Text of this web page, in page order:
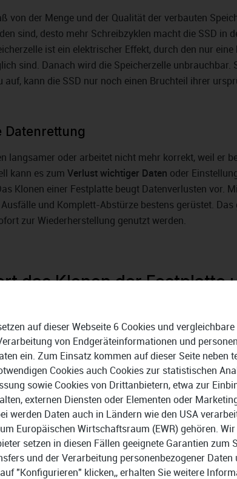
von der Menge und der Qualität der verbauten
sind, desto mehr Schreibzyklen macht die SSD in
ist ein elektrischer Effekt, durch den nur
sind. Danach wird die Speicherzelle unbrauchbar.
kann die SSD nur noch einen Bruchteil ihrer
Datenrettung
langsamer oder arbeitet nicht mehr korrekt, weil er
kann es zum Verlust wichtiger Daten oder
Klonen einer Festplatte beugt Datenverlusten vor.
und Komplett-Abstürze bestens gerüstet. Das
zur Wiederherstellung genutzt werden.
das Klonen der Festplatte
Windows 11 Homeoder einem
Mitteln und auf
sich Festplatten mit
Die Anwendungen
Es gibt eingeschränkt
auf mehr oder
Sicherungssoftware
Beide Cloning
Download –
der Festplatte wird
Datenträger-Abbild-
sich zur späteren
einem externen
auf dieser Webseite 6 Cookies und
von Endgeräteinformationen und
ein. Zum Einsatz kommen auf dieser Seite neben
Cookies auch Cookies zur statistischen
sowie Cookies von Drittanbietern, etwa zur
externen Diensten oder Elementen oder
werden Daten auch in Ländern wie den USA
Europäischen Wirtschaftsraum (EWR) gehören.
setzen in diesen Fällen geeignete Garantien zum
und der Verarbeitung personenbezogener Daten
"Konfigurieren" klicken,, erhalten Sie weitere